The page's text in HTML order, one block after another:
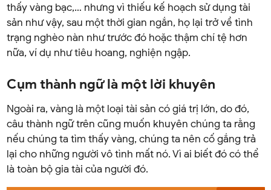
thấy vàng bạc,… nhưng vì thiếu kế hoạch sử dụng tài
sản như vậy, sau một thời gian ngắn, họ lại trở về tình
trạng nghèo nàn như trước đó hoặc thậm chí tệ hơn
nữa, ví dụ như tiêu hoang, nghiện ngập.
Cụm thành ngữ là một lời khuyên
Ngoài ra, vàng là một loại tài sản có giá trị lớn, do đó,
câu thành ngữ trên cũng muốn khuyên chúng ta rằng
nếu chúng ta tìm thấy vàng, chúng ta nên cố gắng trả
lại cho những người vô tình mất nó. Vì ai biết đó có thể
là toàn bộ gia tài của người đó.